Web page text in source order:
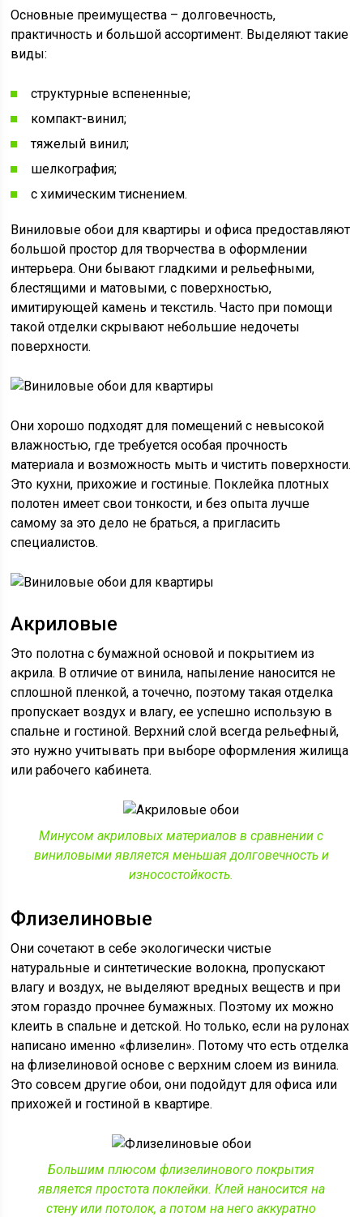
Основные преимущества – долговечность,
практичность и большой ассортимент. Выделяют такие
виды:
структурные вспененные;
компакт-винил;
тяжелый винил;
шелкография;
с химическим тиснением.
Виниловые обои для квартиры и офиса предоставляют
большой простор для творчества в оформлении
интерьера. Они бывают гладкими и рельефными,
блестящими и матовыми, с поверхностью,
имитирующей камень и текстиль. Часто при помощи
такой отделки скрывают небольшие недочеты
поверхности.
Они хорошо подходят для помещений с невысокой
влажностью, где требуется особая прочность
материала и возможность мыть и чистить поверхности.
Это кухни, прихожие и гостиные. Поклейка плотных
полотен имеет свои тонкости, и без опыта лучше
самому за это дело не браться, а пригласить
специалистов.
Акриловые
Это полотна с бумажной основой и покрытием из
акрила. В отличие от винила, напыление наносится не
сплошной пленкой, а точечно, поэтому такая отделка
пропускает воздух и влагу, ее успешно использую в
спальне и гостиной. Верхний слой всегда рельефный,
это нужно учитывать при выборе оформления жилища
или рабочего кабинета.
Минусом акриловых материалов в сравнении с
виниловыми является меньшая долговечность и
износостойкость.
Флизелиновые
Они сочетают в себе экологически чистые
натуральные и синтетические волокна, пропускают
влагу и воздух, не выделяют вредных веществ и при
этом гораздо прочнее бумажных. Поэтому их можно
клеить в спальне и детской. Но только, если на рулонах
написано именно «флизелин». Потому что есть отделка
на флизелиновой основе с верхним слоем из винила.
Это совсем другие обои, они подойдут для офиса или
прихожей и гостиной в квартире.
Большим плюсом флизелинового покрытия
является простота поклейки. Клей наносится на
стену или потолок, а потом на него аккуратно